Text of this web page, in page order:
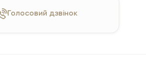
Голосовий дзвінок